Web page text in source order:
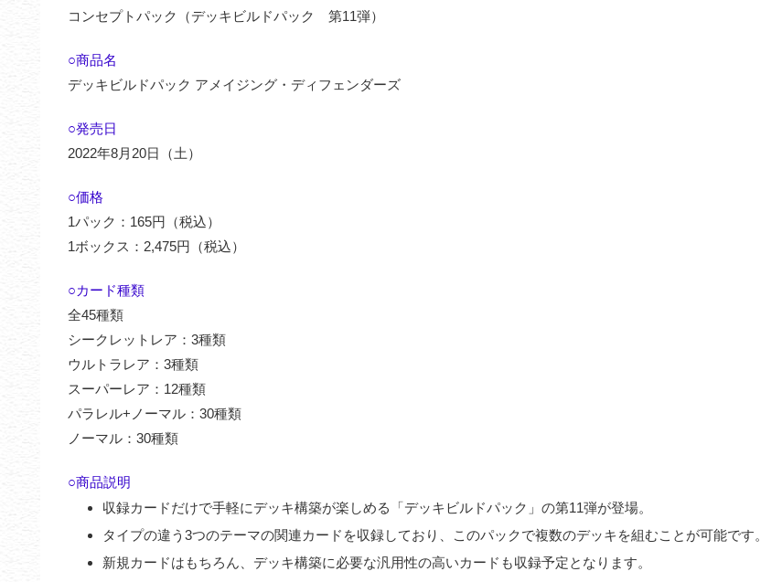
コンセプトパック（デッキビルドパック 第11弾）
○商品名
デッキビルドパック アメイジング・ディフェンダーズ
○発売日
2022年8月20日（土）
○価格
1パック：165円（税込）
1ボックス：2,475円（税込）
○カード種類
全45種類
シークレットレア：3種類
ウルトラレア：3種類
スーパーレア：12種類
パラレル+ノーマル：30種類
ノーマル：30種類
○商品説明
収録カードだけで手軽にデッキ構築が楽しめる「デッキビルドパック」の第11弾が登場。
タイプの違う3つのテーマの関連カードを収録しており、このパックで複数のデッキを組むことが可能です。
新規カードはもちろん、デッキ構築に必要な汎用性の高いカードも収録予定となります。